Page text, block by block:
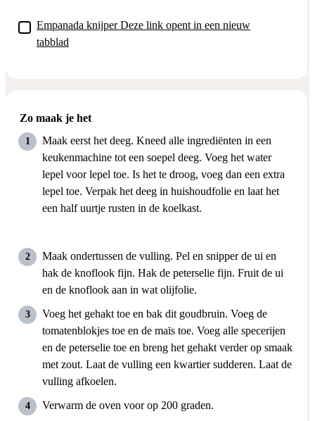
▢
Empanada knijperDeze link opent in een nieuw
tabblad
Zo maak je het
Maak eerst het deeg. Kneed alle ingrediënten in een
keukenmachine tot een soepel deeg. Voeg het water
lepel voor lepel toe. Is het te droog, voeg dan een extra
lepel toe. Verpak het deeg in huishoudfolie en laat het
een half uurtje rusten in de koelkast.
Maak ondertussen de vulling. Pel en snipper de ui en
hak de knoflook fijn. Hak de peterselie fijn. Fruit de ui
en de knoflook aan in wat olijfolie.
Voeg het gehakt toe en bak dit goudbruin. Voeg de
tomatenblokjes toe en de maïs toe. Voeg alle specerijen
en de peterselie toe en breng het gehakt verder op smaak
met zout. Laat de vulling een kwartier sudderen. Laat de
vulling afkoelen.
Verwarm de oven voor op 200 graden.